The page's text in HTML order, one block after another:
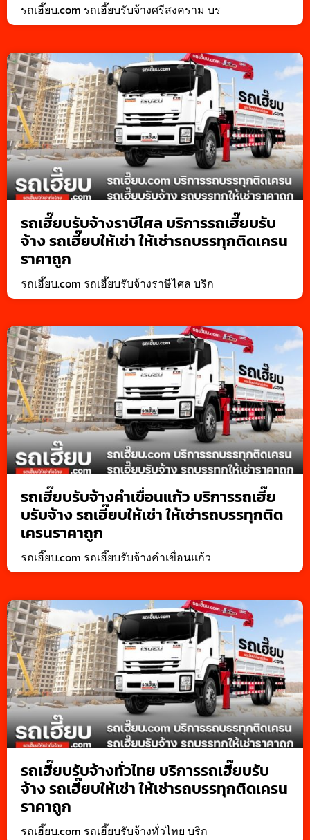
รถเฮี๊ยบ.com รถเฮี๊ยบรับจ้างศรีสงคราม บร
รถเฮี๊ยบรับจ้างราษีไศล บริการรถเฮี๊ยบรับ
จ้าง รถเฮี๊ยบให้เช่า ให้เช่ารถบรรทุกติดเครน
ราคาถูก
รถเฮี๊ยบ.com รถเฮี๊ยบรับจ้างราษีไศล บริก
รถเฮี๊ยบรับจ้างคำเขื่อนแก้ว บริการรถเฮี๊ย
บรับจ้าง รถเฮี๊ยบให้เช่า ให้เช่ารถบรรทุกติด
เครนราคาถูก
รถเฮี๊ยบ.com รถเฮี๊ยบรับจ้างคำเขื่อนแก้ว
รถเฮี๊ยบรับจ้างทั่วไทย บริการรถเฮี๊ยบรับ
จ้าง รถเฮี๊ยบให้เช่า ให้เช่ารถบรรทุกติดเครน
ราคาถูก
รถเฮี๊ยบ.com รถเฮี๊ยบรับจ้างทั่วไทย บริก